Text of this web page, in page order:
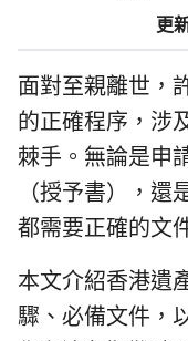
更
面對至親離世，
的正確程序，涉
棘手。無論是申
（授予書），
都需要正確的文
本文介紹香港遺
驟、必備文件，